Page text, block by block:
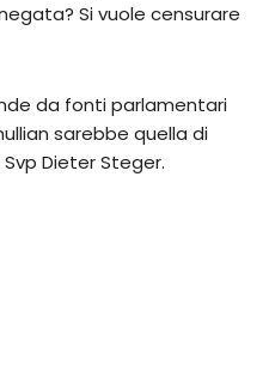
Si vuole censurare
da fonti parlamentari
sarebbe quella di
Dieter Steger.